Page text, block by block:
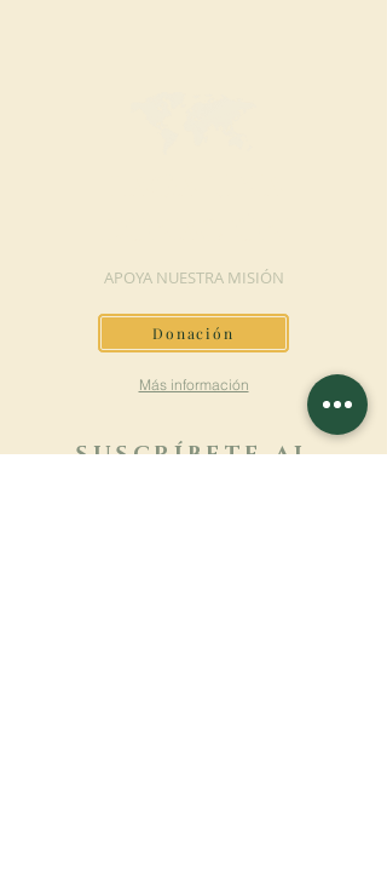
APOYA NUESTRA MISIÓN
Donación
Más información
SUSCRÍBETE AL